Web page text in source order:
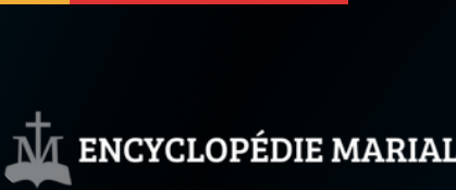
soutenir À propos Facebook Infos légales